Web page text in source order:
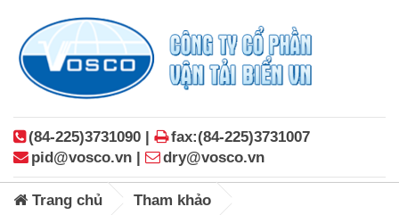
(84-225)3731090 |
fax:(84-225)3731007
pid@vosco.vn |
dry@vosco.vn
Trang chủ Tham khảo